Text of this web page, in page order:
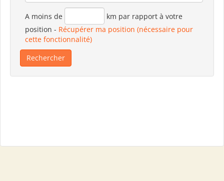
A moins de
km par rapport à votre
position - Récupérer ma position (nécessaire pour
cette fonctionnalité)